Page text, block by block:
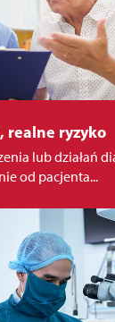
realne ryzyko
lub działań
od pacjenta...